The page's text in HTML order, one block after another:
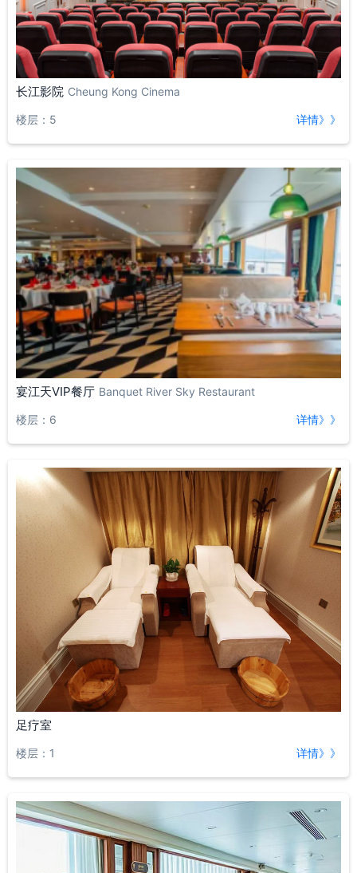
长江影院 Cheung Kong Cinema
楼层：5 详情》》
宴江天VIP餐厅 Banquet River Sky Restaurant
楼层：6 详情》》
足疗室
楼层：1 详情》》